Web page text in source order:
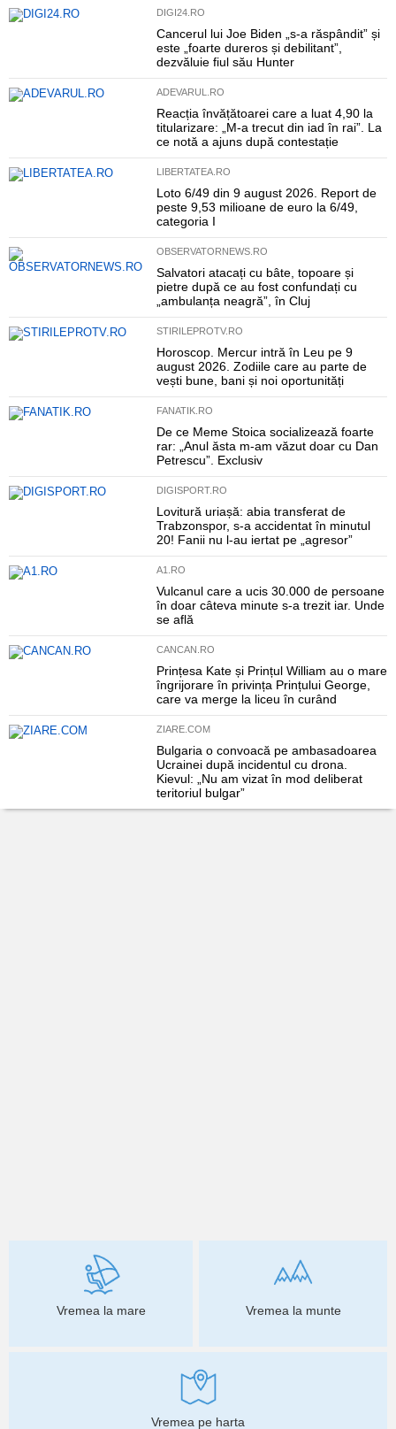
DIGI24.RO
Cancerul lui Joe Biden „s-a răspândit” și
este „foarte dureros și debilitant”,
dezvăluie fiul său Hunter
ADEVARUL.RO
Reacția învățătoarei care a luat 4,90 la
titularizare: „M-a trecut din iad în rai”. La
ce notă a ajuns după contestație
LIBERTATEA.RO
Loto 6/49 din 9 august 2026. Report de
peste 9,53 milioane de euro la 6/49,
categoria I
OBSERVATORNEWS.RO
Salvatori atacați cu bâte, topoare și
pietre după ce au fost confundați cu
„ambulanța neagră”, în Cluj
STIRILEPROTV.RO
Horoscop. Mercur intră în Leu pe 9
august 2026. Zodiile care au parte de
vești bune, bani și noi oportunități
FANATIK.RO
De ce Meme Stoica socializează foarte
rar: „Anul ăsta m-am văzut doar cu Dan
Petrescu”. Exclusiv
DIGISPORT.RO
Lovitură uriașă: abia transferat de
Trabzonspor, s-a accidentat în minutul
20! Fanii nu l-au iertat pe „agresor”
A1.RO
Vulcanul care a ucis 30.000 de persoane
în doar câteva minute s-a trezit iar. Unde
se află
CANCAN.RO
Prințesa Kate și Prințul William au o mare
îngrijorare în privința Prințului George,
care va merge la liceu în curând
ZIARE.COM
Bulgaria o convoacă pe ambasadoarea
Ucrainei după incidentul cu drona.
Kievul: „Nu am vizat în mod deliberat
teritoriul bulgar”
Vremea la mare Vremea la munte
Vremea pe harta